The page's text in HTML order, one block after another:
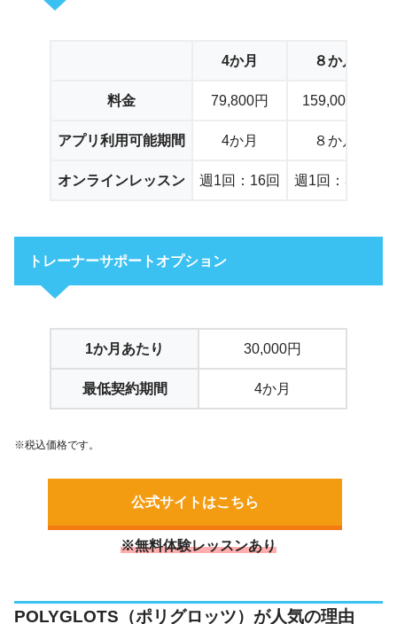
4か月 ８か月
料金 79,800円 159,000円
アプリ利用可能期間 4か月 ８か月
オンラインレッスン 週1回：16回 週1回：32回
トレーナーサポートオプション
1か月あたり 30,000円
最低契約期間 4か月
※税込価格です。
公式サイトはこちら
※無料体験レッスンあり
POLYGLOTS（ポリグロッツ）が人気の理由